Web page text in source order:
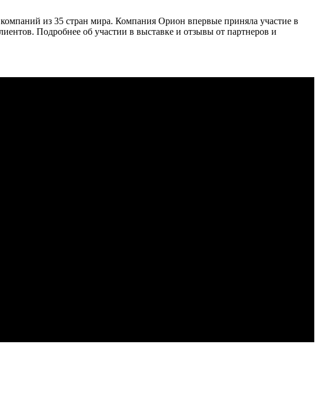
из 35 стран мира. Компания Орион впервые приняла участие в
Подробнее об участии в выставке и отзывы от партнеров и